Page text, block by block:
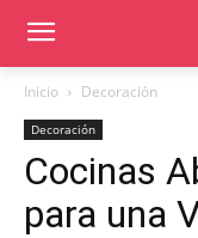
Inicio Decoración
Decoración
Cocinas
para una